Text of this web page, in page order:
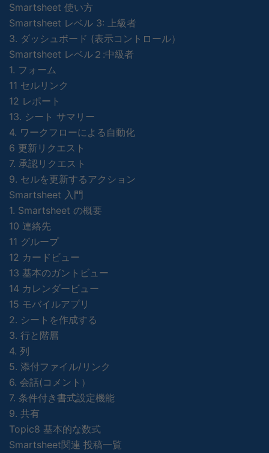
Smartsheet 使い方
Smartsheet レベル 3: 上級者
3. ダッシュボード (表示コントロール）
Smartsheet レベル２:中級者
1. フォーム
11 セルリンク
12 レポート
13. シート サマリー
4. ワークフローによる自動化
6 更新リクエスト
7. 承認リクエスト
9. セルを更新するアクション
Smartsheet 入門
1. Smartsheet の概要
10 連絡先
11 グループ
12 カードビュー
13 基本のガントビュー
14 カレンダービュー
15 モバイルアプリ
2. シートを作成する
3. 行と階層
4. 列
5. 添付ファイル/リンク
6. 会話(コメント）
7. 条件付き書式設定機能
9. 共有
Topic8 基本的な数式
Smartsheet関連 投稿一覧